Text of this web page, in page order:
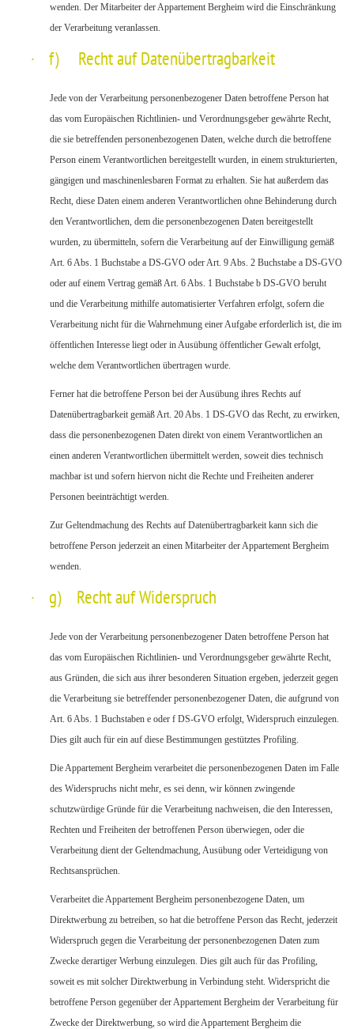
wenden. Der Mitarbeiter der Appartement Bergheim wird die Einschränkung
der Verarbeitung veranlassen.
· f) Recht auf Datenübertragbarkeit
Jede von der Verarbeitung personenbezogener Daten betroffene Person hat
das vom Europäischen Richtlinien- und Verordnungsgeber gewährte Recht,
die sie betreffenden personenbezogenen Daten, welche durch die betroffene
Person einem Verantwortlichen bereitgestellt wurden, in einem strukturierten,
gängigen und maschinenlesbaren Format zu erhalten. Sie hat außerdem das
Recht, diese Daten einem anderen Verantwortlichen ohne Behinderung durch
den Verantwortlichen, dem die personenbezogenen Daten bereitgestellt
wurden, zu übermitteln, sofern die Verarbeitung auf der Einwilligung gemäß
Art. 6 Abs. 1 Buchstabe a DS-GVO oder Art. 9 Abs. 2 Buchstabe a DS-GVO
oder auf einem Vertrag gemäß Art. 6 Abs. 1 Buchstabe b DS-GVO beruht
und die Verarbeitung mithilfe automatisierter Verfahren erfolgt, sofern die
Verarbeitung nicht für die Wahrnehmung einer Aufgabe erforderlich ist, die im
öffentlichen Interesse liegt oder in Ausübung öffentlicher Gewalt erfolgt,
welche dem Verantwortlichen übertragen wurde.
Ferner hat die betroffene Person bei der Ausübung ihres Rechts auf
Datenübertragbarkeit gemäß Art. 20 Abs. 1 DS-GVO das Recht, zu erwirken,
dass die personenbezogenen Daten direkt von einem Verantwortlichen an
einen anderen Verantwortlichen übermittelt werden, soweit dies technisch
machbar ist und sofern hiervon nicht die Rechte und Freiheiten anderer
Personen beeinträchtigt werden.
Zur Geltendmachung des Rechts auf Datenübertragbarkeit kann sich die
betroffene Person jederzeit an einen Mitarbeiter der Appartement Bergheim
wenden.
· g) Recht auf Widerspruch
Jede von der Verarbeitung personenbezogener Daten betroffene Person hat
das vom Europäischen Richtlinien- und Verordnungsgeber gewährte Recht,
aus Gründen, die sich aus ihrer besonderen Situation ergeben, jederzeit gegen
die Verarbeitung sie betreffender personenbezogener Daten, die aufgrund von
Art. 6 Abs. 1 Buchstaben e oder f DS-GVO erfolgt, Widerspruch einzulegen.
Dies gilt auch für ein auf diese Bestimmungen gestütztes Profiling.
Die Appartement Bergheim verarbeitet die personenbezogenen Daten im Falle
des Widerspruchs nicht mehr, es sei denn, wir können zwingende
schutzwürdige Gründe für die Verarbeitung nachweisen, die den Interessen,
Rechten und Freiheiten der betroffenen Person überwiegen, oder die
Verarbeitung dient der Geltendmachung, Ausübung oder Verteidigung von
Rechtsansprüchen.
Verarbeitet die Appartement Bergheim personenbezogene Daten, um
Direktwerbung zu betreiben, so hat die betroffene Person das Recht, jederzeit
Widerspruch gegen die Verarbeitung der personenbezogenen Daten zum
Zwecke derartiger Werbung einzulegen. Dies gilt auch für das Profiling,
soweit es mit solcher Direktwerbung in Verbindung steht. Widerspricht die
betroffene Person gegenüber der Appartement Bergheim der Verarbeitung für
Zwecke der Direktwerbung, so wird die Appartement Bergheim die